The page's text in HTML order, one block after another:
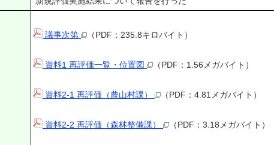
議事次第 （PDF：235.8キロバイト）
資料1 再評価一覧・位置図 （PDF：1.56メガバイト）
資料2-1 再評価（農山村課） （PDF：4.81メガバイト）
資料2-2 再評価（森林整備課） （PDF：3.18メガバイト）